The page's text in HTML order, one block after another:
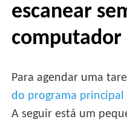
escanear
computador
Para agendar uma
do programa principal
A seguir está um